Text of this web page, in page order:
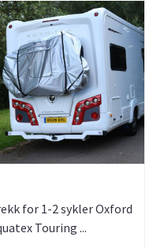
for 1-2 sykler Oxford
Touring ...